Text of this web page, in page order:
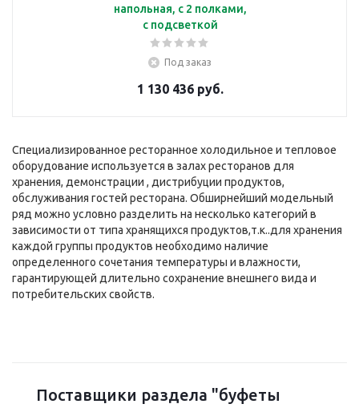
напольная, с 2 полками,
с подсветкой
Под заказ
1 130 436 руб.
Специализированное ресторанное холодильное и тепловое
оборудование используется в залах ресторанов для
хранения, демонстрации , дистрибуции продуктов,
обслуживания гостей ресторана. Обширнейший модельный
ряд можно условно разделить на несколько категорий в
зависимости от типа хранящихся продуктов,т.к..для хранения
каждой группы продуктов необходимо наличие
определенного сочетания температуры и влажности,
гарантирующей длительно сохранение внешнего вида и
потребительских свойств.
Поставщики раздела "буфеты